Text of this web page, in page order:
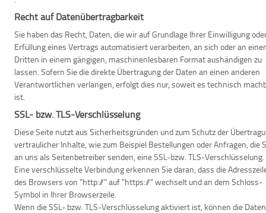
Recht auf Datenübertragbarkeit
Sie haben das Recht, Daten, die wir auf Grundlage Ihrer Einwilligung
Erfüllung eines Vertrags automatisiert verarbeiten, an sich oder an
Dritten in einem gängigen, maschinenlesbaren Format aushändigen zu
lassen. Sofern Sie die direkte Übertragung der Daten an einen anderen
Verantwortlichen verlangen, erfolgt dies nur, soweit es technisch
ist.
SSL- bzw. TLS-Verschlüsselung
Diese Seite nutzt aus Sicherheitsgründen und zum Schutz der
vertraulicher Inhalte, wie zum Beispiel Bestellungen oder Anfragen, die
an uns als Seitenbetreiber senden, eine SSL-bzw. TLS-Verschlüsselung.
Eine verschlüsselte Verbindung erkennen Sie daran, dass die
des Browsers von "http://" auf "https://" wechselt und an dem Schloss-
Symbol in Ihrer Browserzeile.
Wenn die SSL- bzw. TLS-Verschlüsselung aktiviert ist, können die